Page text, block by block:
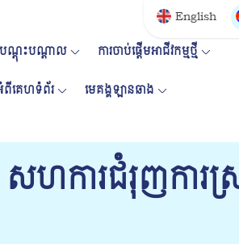
English
បណ្តុះបណ្តាល
ការចាប់ផ្តើមអាជីវកម្មថ្មី
គេហទំព័រ មេគង្គឡានឆាង
ារជំរុញការស្រ